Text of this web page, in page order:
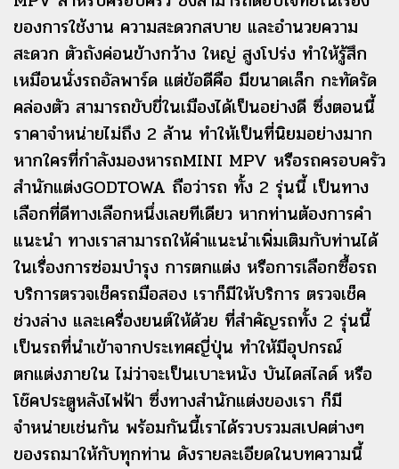
ของการใช้งาน ความสะดวกสบาย และอำนวยความ
สะดวก ตัวถังค่อนข้างกว้าง ใหญ่ สูงโปร่ง ทำให้รู้สึก
เหมือนนั่งรถอัลพาร์ด แต่ข้อดีคือ มีขนาดเล็ก กะทัดรัด
คล่องตัว สามารถขับขี่ในเมืองได้เป็นอย่างดี ซึ่งตอนนี้
ราคาจำหน่ายไม่ถึง 2 ล้าน ทำให้เป็นที่นิยมอย่างมาก
หากใครที่กำลังมองหารถMINI MPV หรือรถครอบครัว
สำนักแต่งGODTOWA ถือว่ารถ ทั้ง 2 รุ่นนี้ เป็นทาง
เลือกที่ดีทางเลือกหนึ่งเลยทีเดียว หากท่านต้องการคำ
แนะนำ ทางเราสามารถให้คำแนะนำเพิ่มเติมกับท่านได้
ในเรื่องการซ่อมบำรุง การตกแต่ง หรือการเลือกซื้อรถ
บริการตรวจเช็ครถมือสอง เราก็มีให้บริการ ตรวจเช็ค
ช่วงล่าง และเครื่องยนต์ให้ด้วย ที่สำคัญรถทั้ง 2 รุ่นนี้
เป็นรถที่นำเข้าจากประเทศญี่ปุ่น ทำให้มีอุปกรณ์
ตกแต่งภายใน ไม่ว่าจะเป็นเบาะหนัง บันไดสไลด์ หรือ
โช๊คประตูหลังไฟฟ้า ซึ่งทางสำนักแต่งของเรา ก็มี
จำหน่ายเช่นกัน พร้อมกันนี้เราได้รวบรวมสเปคต่างๆ
ของรถมาให้กับทุกท่าน ดังรายละเอียดในบทความนี้